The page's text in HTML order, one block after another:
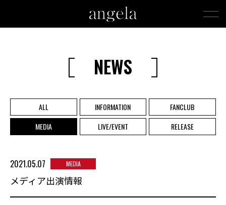
NEWS
ALL INFORMATION
FANCLUB
MEDIA
LIVE/EVENT RELEASE
2021.05.07 MEDIA
メディア出演情報